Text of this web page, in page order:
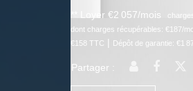
Loyer €2 057/mois
dont charges récupérables: €187/
€158 TTC | Dépôt de garantie: €1
Partager :